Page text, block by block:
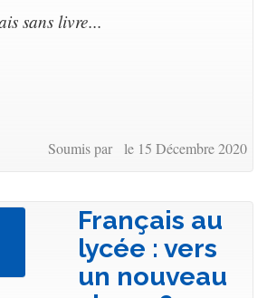
sans livre...
Soumis par le 15 Décembre 2020
Français au
lycée : vers
un nouveau